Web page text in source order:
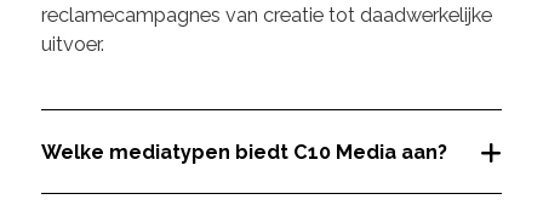
reclamecampagnes van creatie tot daadwerkelijke
uitvoer.
Welke mediatypen biedt C10 Media aan?